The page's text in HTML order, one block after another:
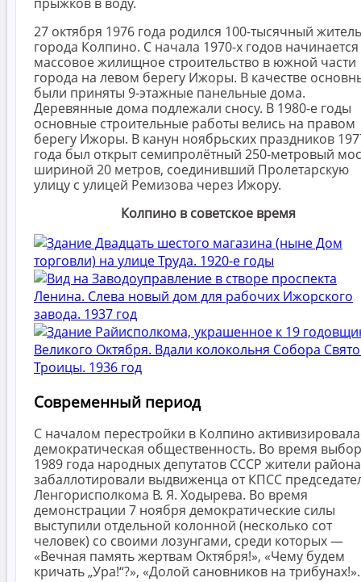
27 октября 1976 года родился 100-тысячный житель
города Колпино. С начала 1970-х годов начинается
массовое жилищное строительство в южной части
города на левом берегу Ижоры. В качестве
были приняты 9-этажные панельные дома.
Деревянные дома подлежали сносу. В 1980-е годы
основные строительные работы велись на правом
берегу Ижоры. В канун ноябрьских праздников
года был открыт семипролётный 250-метровый
шириной 20 метров, соединивший Пролетарскую
улицу с улицей Ремизова через Ижору.
Колпино в советское время
Современный период
С началом перестройки в Колпино
демократическая общественность. Во время
1989 года народных депутатов СССР жители района
забаллотировали выдвиженца от КПСС
Ленгорисполкома В. Я. Ходырева. Во время
демонстрации 7 ноября демократические силы
выступили отдельной колонной (несколько сот
человек) со своими лозунгами, среди которых —
«Вечная память жертвам Октября!», «Чему будем
кричать „Ура!“?», «Долой сановников на трибунах!».